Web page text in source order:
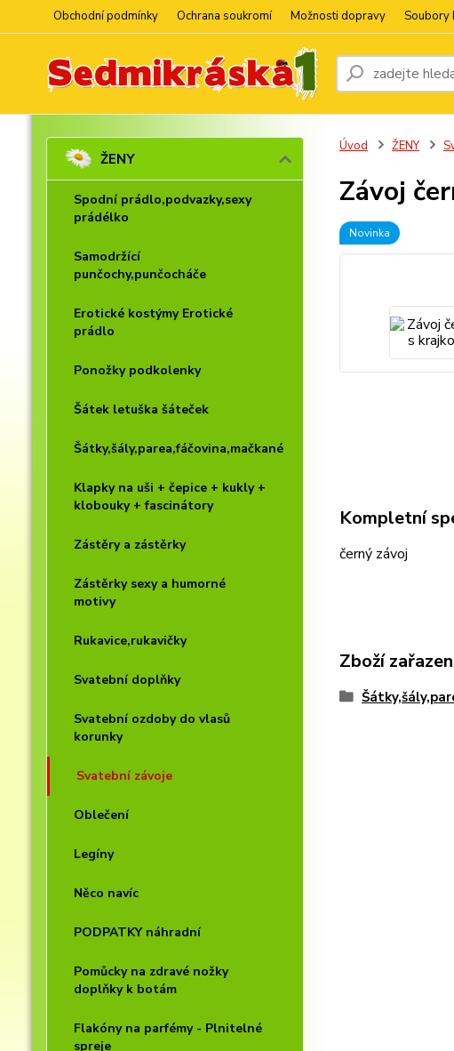
Obchodní podmínky Ochrana soukromí Možnosti dopravy Soubory
ŽENY
Spodní prádlo,podvazky,sexy
prádélko
Samodržící
punčochy,punčocháče
Erotické kostýmy Erotické
prádlo
Ponožky podkolenky
Šátek letuška šáteček
Šátky,šály,parea,fáčovina,mačkané
Klapky na uši + čepice + kukly +
klobouky + fascinátory
Zástěry a zástěrky
Zástěrky sexy a humorné
motivy
Rukavice,rukavičky
Svatební doplňky
Svatební ozdoby do vlasů
korunky
Svatební závoje
Oblečení
Legíny
Něco navíc
PODPATKY náhradní
Pomůcky na zdravé nožky
doplňky k botám
Flakóny na parfémy - Plnitelné
spreje
Úvod ŽENY
Závoj
Novinka
Kompletní
černý závoj
Zboží